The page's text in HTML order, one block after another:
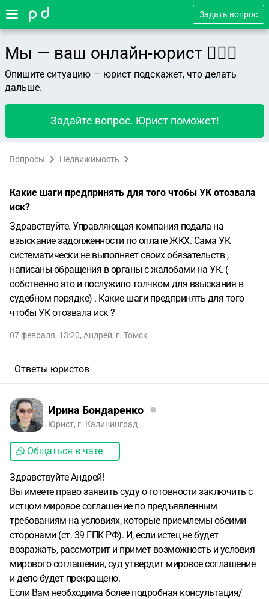
Задать вопрос
Мы — ваш онлайн-юрист 👨🏻‍⚖️
Опишите ситуацию — юрист подскажет, что делать
дальше.
Задайте вопрос. Юрист поможет!
Вопросы Недвижимость
Какие шаги предпринять для того чтобы УК отозвала
иск?
Здравствуйте. Управляющая компания подала на
взыскание задолженности по оплате ЖКХ. Сама УК
систематически не выполняет своих обязательств ,
написаны обращения в органы с жалобами на УК. (
собственно это и послужило толчком для взыскания в
судебном порядке) . Какие шаги предпринять для того
чтобы УК отозвала иск ?
07 февраля, 13:20, Андрей, г. Томск
Ответы юристов
Ирина Бондаренко
Юрист, г. Калининград
Общаться в чате
Здравствуйте Андрей!
Вы имеете право заявить суду о готовности заключить с
истцом мировое соглашение по предъявленным
требованиям на условиях, которые приемлемы обеими
сторонами (ст. 39 ГПК РФ). И, если истец не будет
возражать, рассмотрит и примет возможность и условия
мирового соглашения, суд утвердит мировое соглашение
и дело будет прекращено.
Если Вам необходима более подробная консультация/